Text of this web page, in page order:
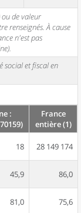
ou de valeur
renseignés. À cause
n'est pas
social et fiscal en
:
France
entière (1)
18 28 149 174
45,9 86,0
81,0 75,6